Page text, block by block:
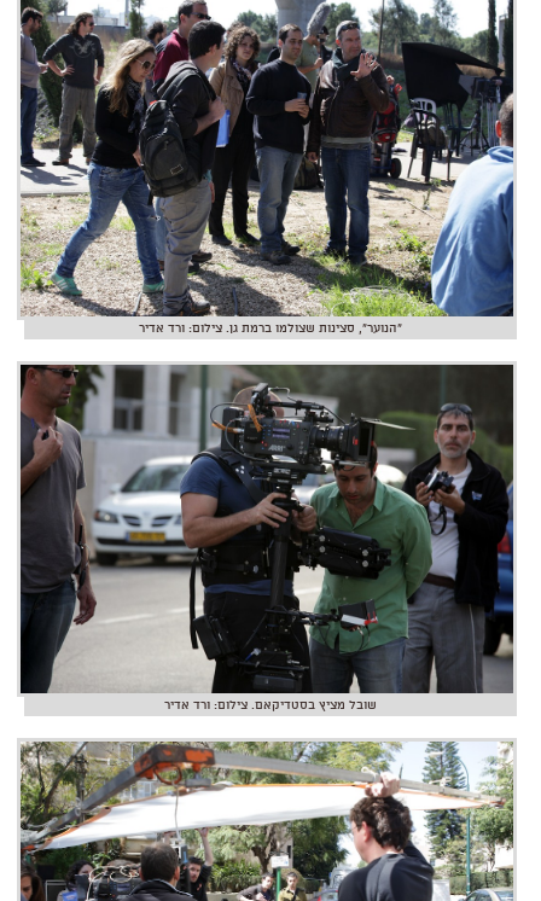
"הנוער", סצינות שצולמו ברמת גן. צילום: ורד אדיר
שובל מציץ בסטדיקאם. צילום: ורד אדיר